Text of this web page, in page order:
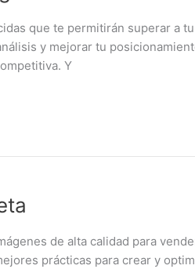
que te permitirán superar a
y mejorar tu
Y
de alta calidad para
prácticas para crear y